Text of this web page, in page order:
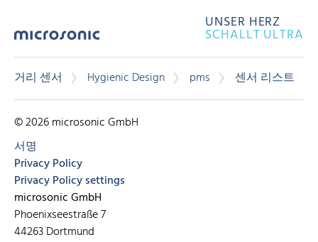
UNSER HERZ
SCHALLT ULTRA
거리 센서 Hygienic Design pms 센서 리스트
© 2026 microsonic GmbH
서명
Privacy Policy
Privacy Policy settings
microsonic GmbH
Phoenixseestraße 7
44263 Dortmund